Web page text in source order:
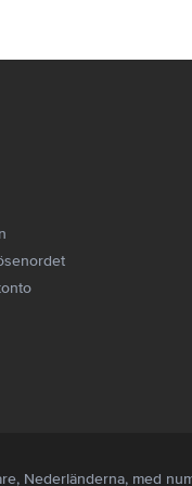
Nederländerna, med